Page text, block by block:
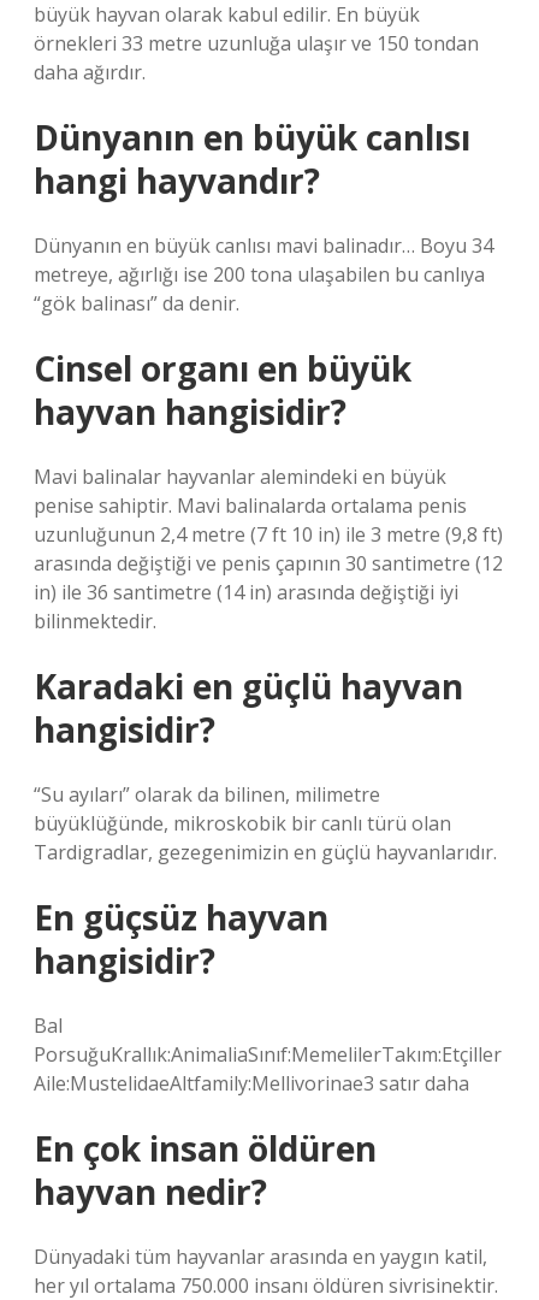
büyük hayvan olarak kabul edilir. En büyük
örnekleri 33 metre uzunluğa ulaşır ve 150 tondan
daha ağırdır.
Dünyanın en büyük canlısı
hangi hayvandır?
Dünyanın en büyük canlısı mavi balinadır… Boyu 34
metreye, ağırlığı ise 200 tona ulaşabilen bu canlıya
“gök balinası” da denir.
Cinsel organı en büyük
hayvan hangisidir?
Mavi balinalar hayvanlar alemindeki en büyük
penise sahiptir. Mavi balinalarda ortalama penis
uzunluğunun 2,4 metre (7 ft 10 in) ile 3 metre (9,8 ft)
arasında değiştiği ve penis çapının 30 santimetre (12
in) ile 36 santimetre (14 in) arasında değiştiği iyi
bilinmektedir.
Karadaki en güçlü hayvan
hangisidir?
“Su ayıları” olarak da bilinen, milimetre
büyüklüğünde, mikroskobik bir canlı türü olan
Tardigradlar, gezegenimizin en güçlü hayvanlarıdır.
En güçsüz hayvan
hangisidir?
Bal
PorsuğuKrallık:AnimaliaSınıf:MemelilerTakım:Etçiller
Aile:MustelidaeAltfamily:Mellivorinae3 satır daha
En çok insan öldüren
hayvan nedir?
Dünyadaki tüm hayvanlar arasında en yaygın katil,
her yıl ortalama 750.000 insanı öldüren sivrisinektir.